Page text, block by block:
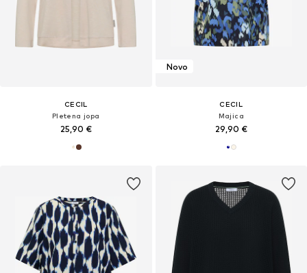
CECIL
Pletena jopa
25,90 €
Novo
CECIL
Majica
29,90 €